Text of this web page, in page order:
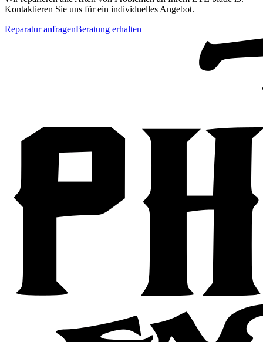
Kontaktieren Sie uns für ein individuelles Angebot.
Reparatur anfragenBeratung erhalten